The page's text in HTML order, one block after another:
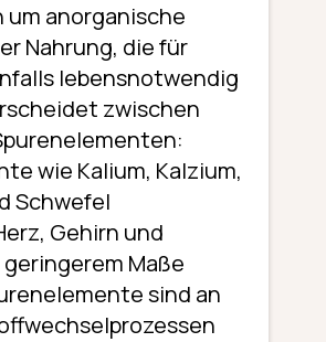
um anorganische
Nahrung, die für
lebensnotwendig
zwischen
wie Kalium, Kalzium,
Schwefel
Gehirn und
Maße
sind an